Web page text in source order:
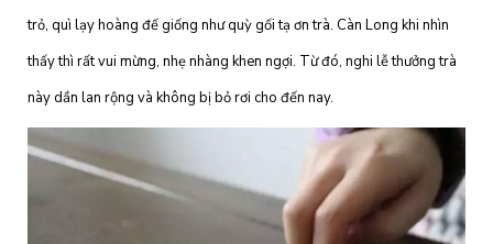
trỏ, quì lạy hoàng đế giống như quỳ gối tạ ơn trà. Càn Long khi nhìn
thấy thì rất vui mừng, nhẹ nhàng khen ngợi. Từ đó, nghi lễ thưởng trà
này dần lan rộng và không bị bỏ rơi cho đến nay.